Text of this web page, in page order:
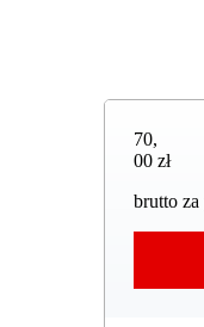
70,00 zł
70,
00 zł
brutto